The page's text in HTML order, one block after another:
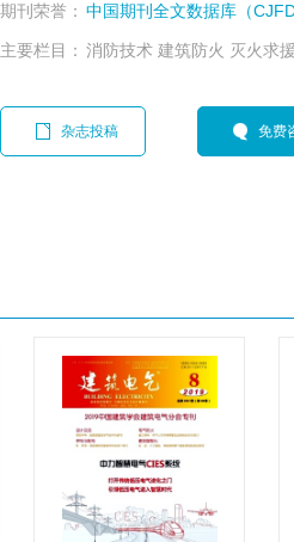
期刊荣誉： 中国期刊全文数据库（CJFD
主要栏目： 消防技术 建筑防火 灭火求
杂志投稿 免费